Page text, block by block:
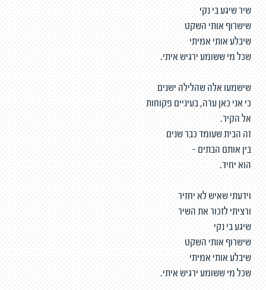
שיר שיגע בי נקי
שישרוף אותי השקט
שיבלע אותי אמיתי
שכל מי ששומע ירגיש איתי.
שישמעו אלה שהלילה ישנים
כי אני כאן ערה, בעיניים פקוחות
אל הקיר.
זה הבית שעומד כבר שנים
בין אותם הבתים -
הוא יחיד.
וידעתי שאיש לא יחזיר
ורציתי לזכור את השיר
שיגע בי נקי
שישרוף אותי השקט
שיבלע אותי אמיתי
שכל מי ששומע ירגיש איתי.